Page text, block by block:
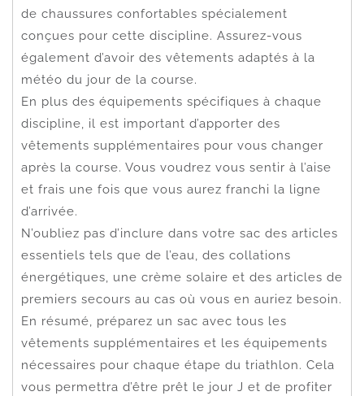
de chaussures confortables spécialement
conçues pour cette discipline. Assurez-vous
également d’avoir des vêtements adaptés à la
météo du jour de la course.
En plus des équipements spécifiques à chaque
discipline, il est important d’apporter des
vêtements supplémentaires pour vous changer
après la course. Vous voudrez vous sentir à l’aise
et frais une fois que vous aurez franchi la ligne
d’arrivée.
N’oubliez pas d’inclure dans votre sac des articles
essentiels tels que de l’eau, des collations
énergétiques, une crème solaire et des articles de
premiers secours au cas où vous en auriez besoin.
En résumé, préparez un sac avec tous les
vêtements supplémentaires et les équipements
nécessaires pour chaque étape du triathlon. Cela
vous permettra d’être prêt le jour J et de profiter